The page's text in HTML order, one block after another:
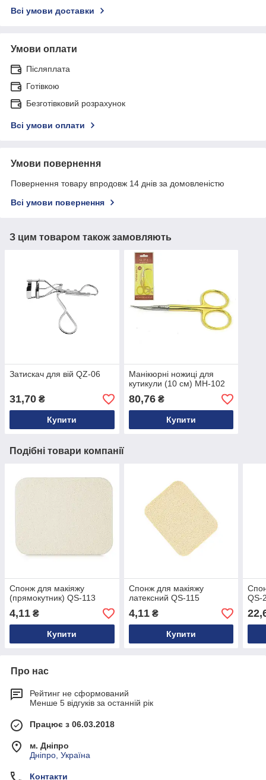
Всі умови доставки
Умови оплати
Післяплата
Готівкою
Безготівковий розрахунок
Всі умови оплати
Умови повернення
Повернення товару впродовж 14 днів за домовленістю
Всі умови повернення
З цим товаром також замовляють
Затискач для вій QZ-06
31,70 ₴
Купити
Манікюрні ножиці для
кутикули (10 см) MH-102
80,76₴
Купити
Подібні товари компанії
Спонж для макіяжу
(прямокутник) QS-113
4,11 ₴
Купити
Спонж для макіяжу
латексний QS-115
4,11₴
Купити
QS-
Про нас
Рейтинг не сформований
Менше 5 відгуків за останній рік
Працює з 06.03.2018
м. Дніпро
Дніпро, Україна
Контакти